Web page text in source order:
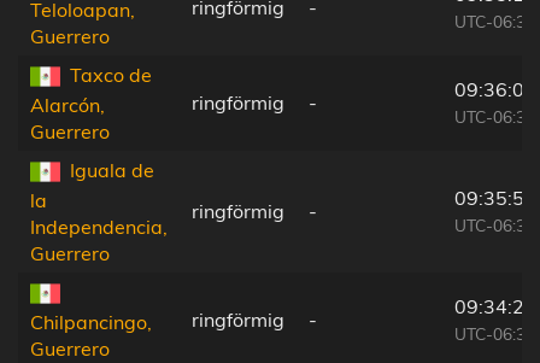
Teloloapan,
Guerrero
ringförmig -
UTC-06:36
Taxco de
Alarcón,
Guerrero
ringförmig -
09:36:07
UTC-06:36
Iguala de
la
Independencia,
Guerrero
ringförmig -
09:35:52
UTC-06:36
Chilpancingo,
Guerrero
ringförmig -
09:34:27
UTC-06:36